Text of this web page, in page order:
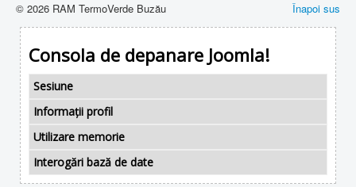
Înapoi sus
© 2026 RAM TermoVerde Buzău
Consola de depanare Joomla!
Sesiune
Informații profil
Utilizare memorie
Interogări bază de date